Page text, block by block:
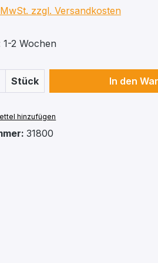
zzgl. Versandkosten
1-2 Wochen
Anzahl: Gib den
Stück In den
hinzufügen
31800